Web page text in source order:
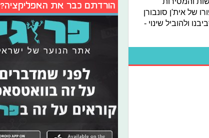
של אית'ן סונבורן
ולהוביל שינוי -
הורדתם כבר את האפליקציה?